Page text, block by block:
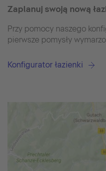
Zaplanuj swoją nową
Przy pomocy naszego
pierwsze pomysły
Konfigurator łazienki